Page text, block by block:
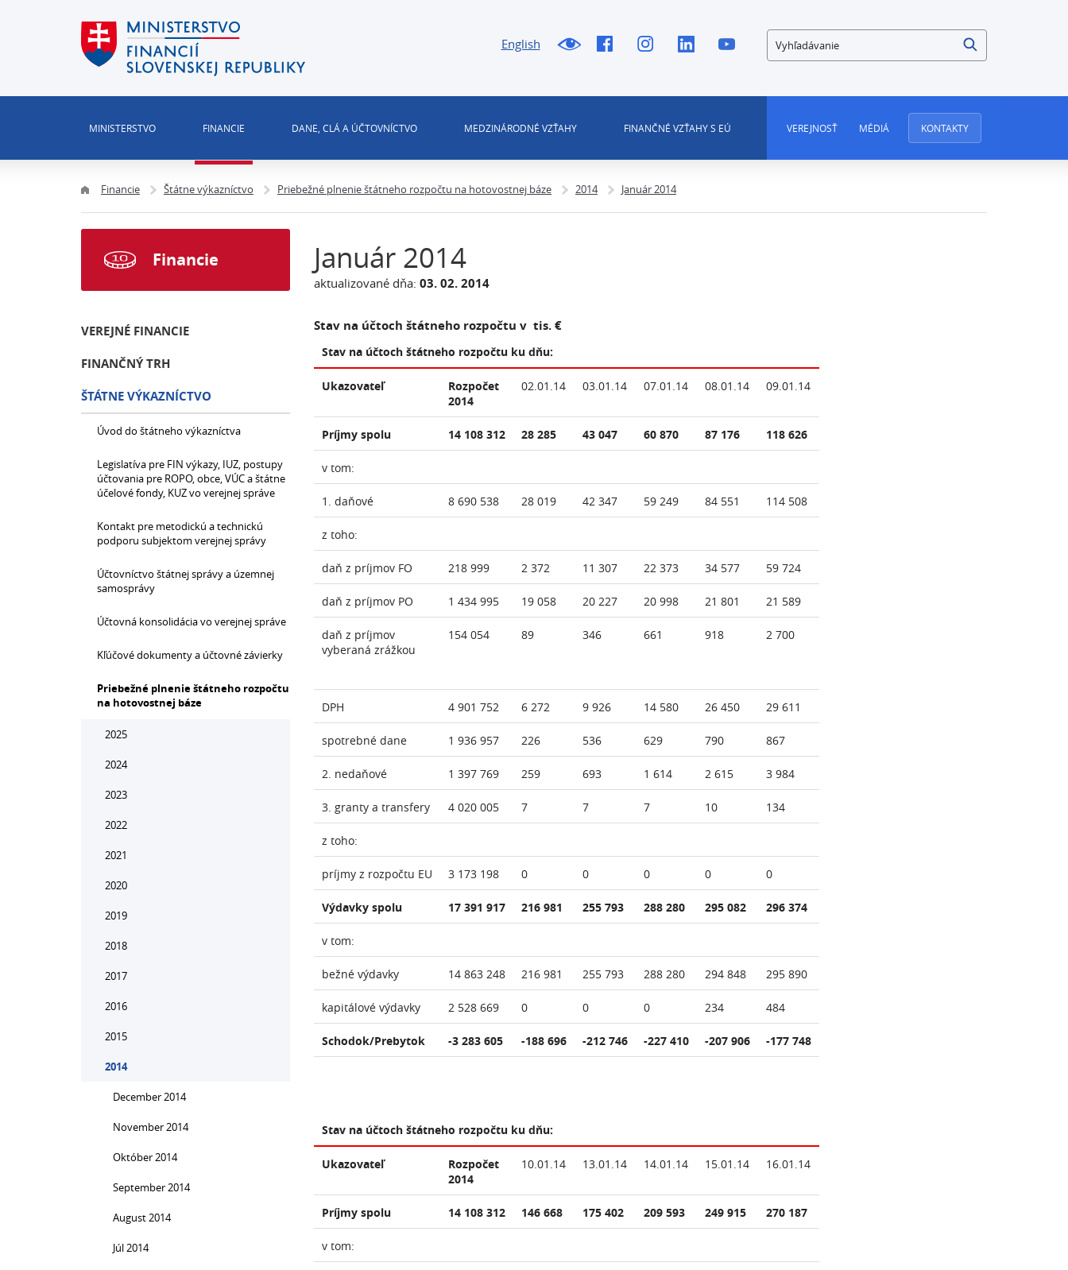
English Vyhľadávanie
MINISTERSTVO FINANCIE DANE, CLÁ A ÚČTOVNÍCTVO MEDZINÁRODNÉ VZŤAHY FINANČNÉ VZŤAHY S EÚ VEREJNOSŤ MÉDIÁ KONTAKTY
Financie Štátne výkazníctvo Priebežné plnenie štátneho rozpočtu na hotovostnej báze 2014 Január 2014
Január 2014
aktualizované dňa: 03. 02. 2014
Stav na účtoch štátneho rozpočtu v tis. €
Stav na účtoch štátneho rozpočtu ku dňu:
Ukazovateľ
Rozpočet
2014
02.01.14 03.01.14 07.01.14 08.01.14 09.01.14
Príjmy spolu 14 108 312 28 285 43 047 60 870 87 176 118 626
v tom:
1. daňové 8 690 538 28 019 42 347 59 249 84 551 114 508
z toho:
daň z príjmov FO 218 999 2 372 11 307 22 373 34 577 59 724
daň z príjmov PO 1 434 995 19 058 20 227 20 998 21 801 21 589
daň z príjmov
vyberaná zrážkou
154 054 89 346 661 918 2 700
DPH 4 901 752 6 272 9 926 14 580 26 450 29 611
spotrebné dane 1 936 957 226 536 629 790 867
2. nedaňové 1 397 769 259 693 1 614 2 615 3 984
3. granty a transfery 4 020 005 7 7 7 10 134
z toho:
príjmy z rozpočtu EU 3 173 198 0 0 0 0 0
Výdavky spolu 17 391 917 216 981 255 793 288 280 295 082 296 374
v tom:
bežné výdavky 14 863 248 216 981 255 793 288 280 294 848 295 890
kapitálové výdavky 2 528 669 0 0 0 234 484
Schodok/Prebytok -3 283 605 -188 696 -212 746 -227 410 -207 906 -177 748
Stav na účtoch štátneho rozpočtu ku dňu:
Ukazovateľ
Rozpočet
2014
10.01.14 13.01.14 14.01.14 15.01.14 16.01.14
Príjmy spolu 14 108 312 146 668 175 402 209 593 249 915 270 187
v tom:
Financie
VEREJNÉ FINANCIE
FINANČNÝ TRH
ŠTÁTNE VÝKAZNÍCTVO
Úvod do štátneho výkazníctva
Legislatíva pre FIN výkazy, IUZ, postupy
účtovania pre ROPO, obce, VÚC a štátne
účelové fondy, KUZ vo verejnej správe
Kontakt pre metodickú a technickú
podporu subjektom verejnej správy
Účtovníctvo štátnej správy a územnej
samosprávy
Účtovná konsolidácia vo verejnej správe
Kľúčové dokumenty a účtovné závierky
Priebežné plnenie štátneho rozpočtu
na hotovostnej báze
2025
2024
2023
2022
2021
2020
2019
2018
2017
2016
2015
2014
December 2014
November 2014
Október 2014
September 2014
August 2014
Júl 2014